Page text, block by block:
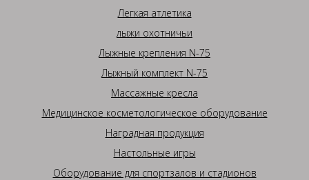
Легкая атлетика
лыжи охотничьи
Лыжные крепления N-75
Лыжный комплект N-75
Массажные кресла
Медицинское косметологическое оборудование
Наградная продукция
Настольные игры
Оборудование для спортзалов и стадионов